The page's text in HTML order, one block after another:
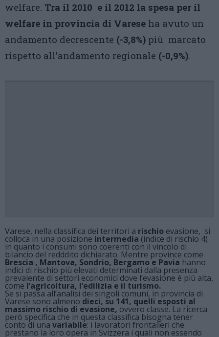
welfare. Tra il 2010 e il 2012 la spesa per il
welfare in provincia di Varese ha avuto un
andamento decrescente (-3,8%) più marcato
rispetto all’andamento regionale (-0,9%).
Varese, nella classifica dei territori a rischio evasione, si
colloca in una posizione intermedia (indice di rischio 4)
in quanto i consumi sono coerenti con il vincolo di
bilancio del redddito dichiarato. Mentre province come
Brescia , Mantova, Sondrio, Bergamo e Pavia hanno
indici di rischio più elevati determinati dalla presenza
prevalente di settori economici dove l’evasione è più alta,
come l’agricoltura, l’edilizia e il turismo.
Se si passa all’analisi dei singoli comuni, in provincia di
Varese sono almeno dieci, su 141, quelli esposti al
massimo rischio di evasione, ovvero classe. La ricerca
però specifica che in questa classifica bisogna tener
conto di una variabile: i lavoratori frontalieri che
prestano la loro opera in Svizzera i quali non essendo